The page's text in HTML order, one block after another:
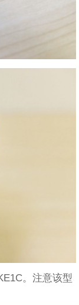
。注意该型